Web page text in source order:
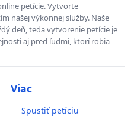
petície. Vytvorte
našej výkonnej služby. Naše
deň, teda vytvorenie petície je
aj pred ľudmi, ktorí robia
Viac
Spustiť petíciu